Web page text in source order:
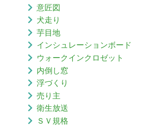
意匠図
犬走り
芋目地
インシュレーションボード
ウォークインクロゼット
内倒し窓
浮づくり
売り主
衛生放送
ＳＶ規格